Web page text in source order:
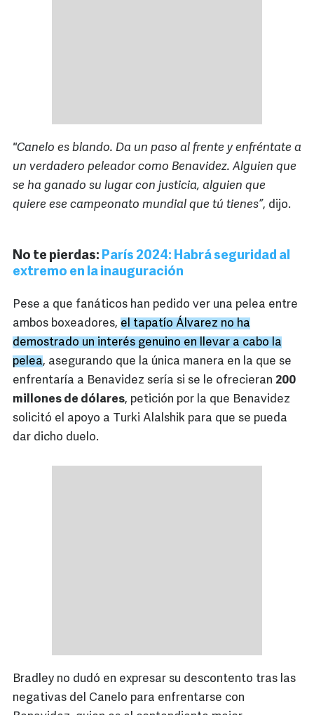
"Canelo es blando. Da un paso al frente y enfréntate a
un verdadero peleador como Benavidez. Alguien que
se ha ganado su lugar con justicia, alguien que
quiere ese campeonato mundial que tú tienes”, dijo.
No te pierdas: París 2024: Habrá seguridad al
extremo en la inauguración
Pese a que fanáticos han pedido ver una pelea entre
ambos boxeadores, el tapatío Álvarez no ha
demostrado un interés genuino en llevar a cabo la
pelea, asegurando que la única manera en la que se
enfrentaría a Benavidez sería si se le ofrecieran 200
millones de dólares, petición por la que Benavidez
solicitó el apoyo a Turki Alalshik para que se pueda
dar dicho duelo.
Bradley no dudó en expresar su descontento tras las
negativas del Canelo para enfrentarse con